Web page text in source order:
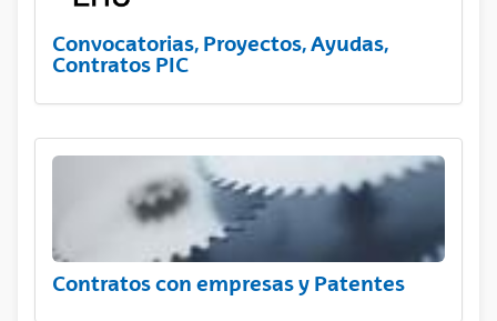
Convocatorias, Proyectos, Ayudas,
Contratos PIC
Contratos con empresas y Patentes